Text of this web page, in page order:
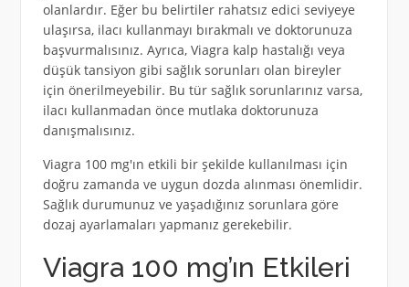
olanlardır. Eğer bu belirtiler rahatsız edici seviyeye
ulaşırsa, ilacı kullanmayı bırakmalı ve doktorunuza
başvurmalısınız. Ayrıca, Viagra kalp hastalığı veya
düşük tansiyon gibi sağlık sorunları olan bireyler
için önerilmeyebilir. Bu tür sağlık sorunlarınız varsa,
ilacı kullanmadan önce mutlaka doktorunuza
danışmalısınız.
Viagra 100 mg'ın etkili bir şekilde kullanılması için
doğru zamanda ve uygun dozda alınması önemlidir.
Sağlık durumunuz ve yaşadığınız sorunlara göre
dozaj ayarlamaları yapmanız gerekebilir.
Viagra 100 mg’ın Etkileri